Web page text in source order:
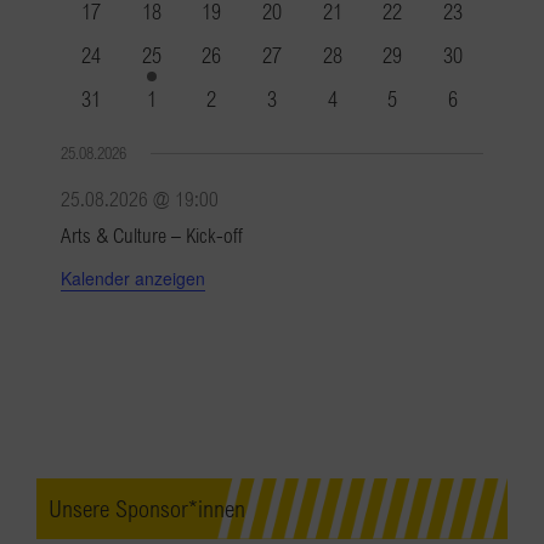
0
Veranstaltungen
17
0
Veranstaltungen
18
0
Veranstaltungen
19
0
Veranstaltungen
20
0
Veranstaltungen
21
0
Veranstaltungen
22
0
23
0
Veranstaltungen
24
1
Veranstaltung
25
0
Veranstaltungen
26
0
Veranstaltungen
27
0
Veranstaltungen
28
0
Veranstaltungen
29
0
30
0
31
01
0
2
0
3
0
4
0
5
0
6
25.08.2026
25.08.2026 @ 19:00
Arts & Culture – Kick-off
Kalender anzeigen
Unsere Sponsor*innen